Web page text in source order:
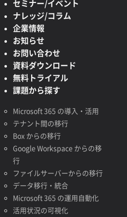
セミナー/イベント
ナレッジ/コラム
企業情報
お知らせ
お問い合わせ
資料ダウンロード
無料トライアル
課題から探す
Microsoft 365 の導入・活用
テナント間の移行
Box からの移行
Google Workspace からの移
行
ファイルサーバーからの移行
データ移行・統合
Microsoft 365 の運用自動化
活用状況の可視化